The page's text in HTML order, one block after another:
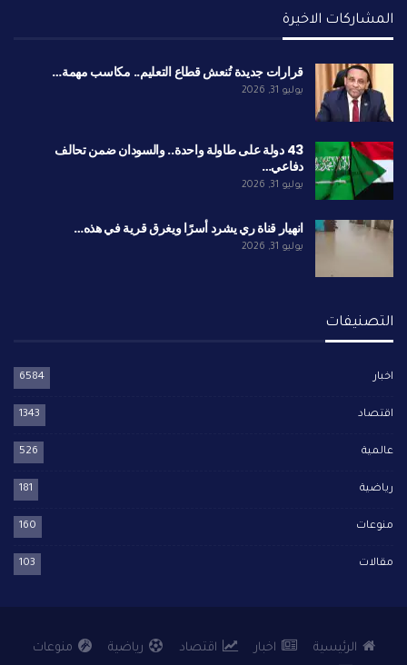
المشاركات الاخيرة
قرارات جديدة تُنعش قطاع التعليم.. مكاسب مهمة…
يوليو 31, 2026
43 دولة على طاولة واحدة.. والسودان ضمن تحالف
دفاعي…
يوليو 31, 2026
انهيار قناة ري يشرد أسرًا ويغرق قرية في هذه…
يوليو 31, 2026
التصنيفات
اخبار 6584
اقتصاد 1343
عالمية 526
رياضية 181
منوعات 160
مقالات 103
الرئيسية اخبار اقتصاد رياضية منوعات